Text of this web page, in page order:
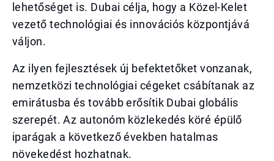
lehetőséget is. Dubai célja, hogy a Közel-Kelet
vezető technológiai és innovációs központjává
váljon.
Az ilyen fejlesztések új befektetőket vonzanak,
nemzetközi technológiai cégeket csábítanak az
emirátusba és tovább erősítik Dubai globális
szerepét. Az autonóm közlekedés köré épülő
iparágak a következő években hatalmas
növekedést hozhatnak.